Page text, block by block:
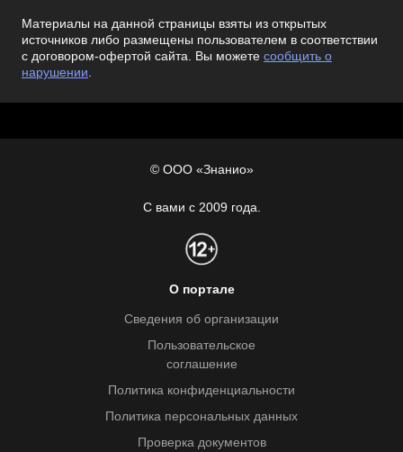
Материалы на данной страницы взяты из открытых
источников либо размещены пользователем в соответствии
с договором-офертой сайта. Вы можете сообщить о
нарушении.
© ООО «Знанио»
С вами с 2009 года.
О портале
Сведения об организации
Пользовательское
соглашение
Политика конфиденциальности
Политика персональных данных
Проверка документов